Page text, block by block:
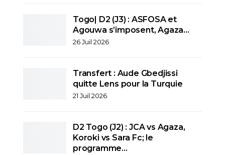
Togo| D2 (J3) : ASFOSA et
Agouwa s’imposent, Agaza…
26 Juil 2026
Transfert : Aude Gbedjissi
quitte Lens pour la Turquie
21 Juil 2026
D2 Togo (J2) : JCA vs Agaza,
Koroki vs Sara Fc; le
programme…